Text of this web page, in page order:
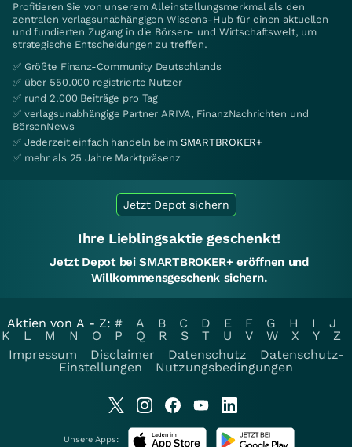
Profitieren Sie von unserem Alleinstellungsmerkmal als den
zentralen verlagsunabhängigen Wissens-Hub für einen aktuellen
und fundierten Zugang in die Börsen- und Wirtschaftswelt, um
strategische Entscheidungen zu treffen.
✅ Größte Finanz-Community Deutschlands
✅ über 550.000 registrierte Nutzer
✅ rund 2.000 Beiträge pro Tag
✅ verlagsunabhängige Partner ARIVA, FinanzNachrichten und
BörsenNews
✅ Jederzeit einfach handeln beim SMARTBROKER+
✅ mehr als 25 Jahre Marktpräsenz
Jetzt Depot sichern
Ihre Lieblingsaktie geschenkt!
Jetzt Depot bei SMARTBROKER+ eröffnen und
Willkommensgeschenk sichern.
Aktien von A - Z: # A B C D E F G H I
J
K
L M N O P Q R S T U V W X Y
Z
Impressum
Disclaimer Datenschutz
Datenschutz-
Einstellungen
Nutzungsbedingungen
Unsere Apps: